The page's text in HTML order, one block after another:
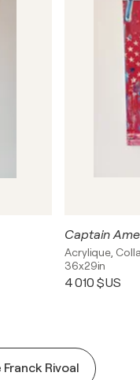
Captain
Acrylique,
36x29in
4 010 $US
Rivoal